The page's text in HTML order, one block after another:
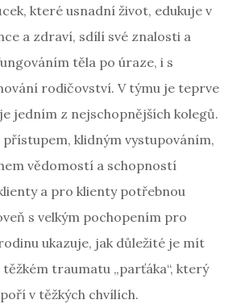
které usnadní život, edukuje v
a zdraví, sdílí své znalosti a
těla po úraze, i s
rodičovství. V týmu je teprve
jedním z nejschopnějších kolegů.
přístupem, klidným vystupováním,
vědomostí a schopností
a pro klienty potřebnou
s velkým pochopením pro
ukazuje, jak důležité je mít
těžkém traumatu „parťáka“, který
v těžkých chvílích.